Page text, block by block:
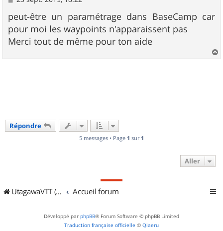
s
s
a
g
e
peut-être un paramétrage dans BaseCamp car
pour moi les waypoints n'apparaissent pas
Merci tout de même pour ton aide
a
Répondre
5 messages • Page 1 sur 1
Aller
UtagawaVTT (Randos VTT et VTTAE avec traces GPS) Accueil forum
Développé par phpBB® Forum Software © phpBB Limited
Traduction française officielle © Qiaeru